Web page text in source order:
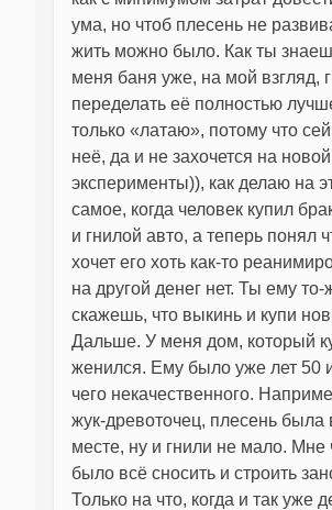
ума, но чтоб плесень не
жить можно было. Как ты
меня баня уже, на мой взгляд,
переделать её полностью
только «латаю», потому что
неё, да и не захочется на
эксперименты)), как делаю на
самое, когда человек купил
и гнилой авто, а теперь понял
хочет его хоть как-то
на другой денег нет. Ты ему то-
скажешь, что выкинь и купи
Дальше. У меня дом, который
женился. Ему было уже лет 50
чего некачественного.
жук-древоточец, плесень была
месте, ну и гнили не мало. Мне
было всё сносить и строить
Только на что, когда и так уже